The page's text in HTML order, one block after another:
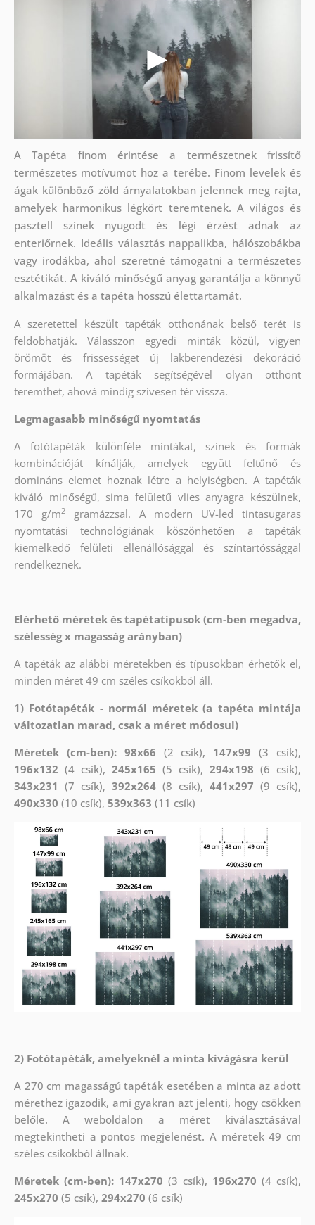
A Tapéta finom érintése a természetnek frissítő
természetes motívumot hoz a terébe. Finom levelek és
ágak különböző zöld árnyalatokban jelennek meg rajta,
amelyek harmonikus légkört teremtenek. A világos és
pasztell színek nyugodt és légi érzést adnak az
enteriőrnek. Ideális választás nappalikba, hálószobákba
vagy irodákba, ahol szeretné támogatni a természetes
esztétikát. A kiváló minőségű anyag garantálja a könnyű
alkalmazást és a tapéta hosszú élettartamát.
A szeretettel készült tapéták otthonának belső terét is
feldobhatják. Válasszon egyedi minták közül, vigyen
örömöt és frissességet új lakberendezési dekoráció
formájában. A tapéták segítségével olyan otthont
teremthet, ahová mindig szívesen tér vissza.
Legmagasabb minőségű nyomtatás
A fotótapéták különféle mintákat, színek és formák
kombinációját kínálják, amelyek együtt feltűnő és
domináns elemet hoznak létre a helyiségben. A tapéták
kiváló minőségű, sima felületű vlies anyagra készülnek,
170 g/m2
gramázzsal. A modern UV-led tintasugaras
nyomtatási technológiának köszönhetően a tapéták
kiemelkedő felületi ellenállósággal és színtartóssággal
rendelkeznek.
Elérhető méretek és tapétatípusok (cm-ben megadva,
szélesség x magasság arányban)
A tapéták az alábbi méretekben és típusokban érhetők el,
minden méret 49 cm széles csíkokból áll.
1) Fotótapéták - normál méretek (a tapéta mintája
változatlan marad, csak a méret módosul)
Méretek (cm-ben): 98x66 (2 csík), 147x99 (3 csík),
196x132 (4 csík), 245x165 (5 csík),294x198 (6 csík),
343x231 (7 csík), 392x264 (8 csík),441x297 (9 csík),
490x330 (10 csík), 539x363 (11 csík)
2) Fotótapéták, amelyeknél a minta kivágásra kerül
A 270 cm magasságú tapéták esetében a minta az adott
mérethez igazodik, ami gyakran azt jelenti, hogy csökken
belőle. A weboldalon a méret kiválasztásával
megtekintheti a pontos megjelenést. A méretek 49 cm
széles csíkokból állnak.
Méretek (cm-ben): 147x270 (3 csík), 196x270 (4 csík),
245x270 (5 csík), 294x270 (6 csík)